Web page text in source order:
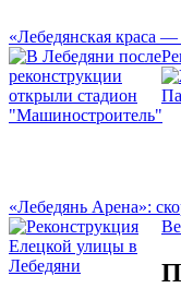
«Лебедянская краса —
«Лебедянь Арена»: